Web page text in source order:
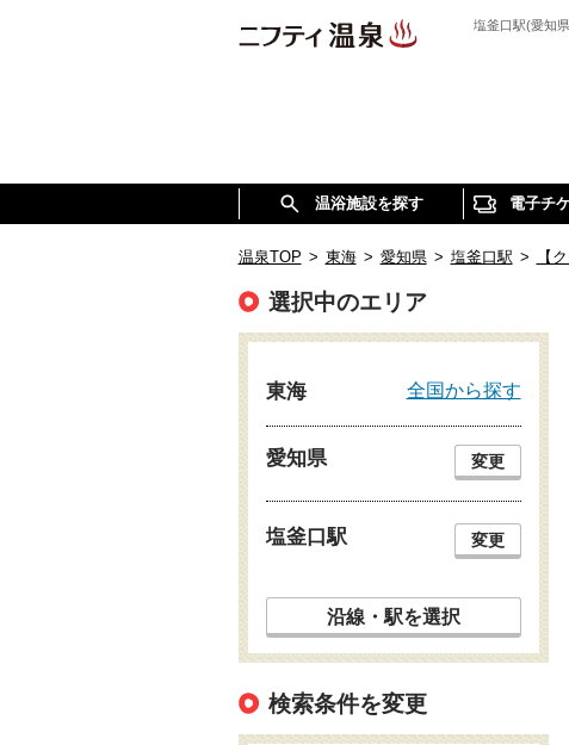
塩釜口駅(愛知
温浴施設を探す 電子チ
温泉TOP > 東海 > 愛知県 > 塩釜口駅 > 【
選択中のエリア
東海 全国から探す
愛知県 変更
塩釜口駅 変更
沿線・駅を選択
検索条件を変更